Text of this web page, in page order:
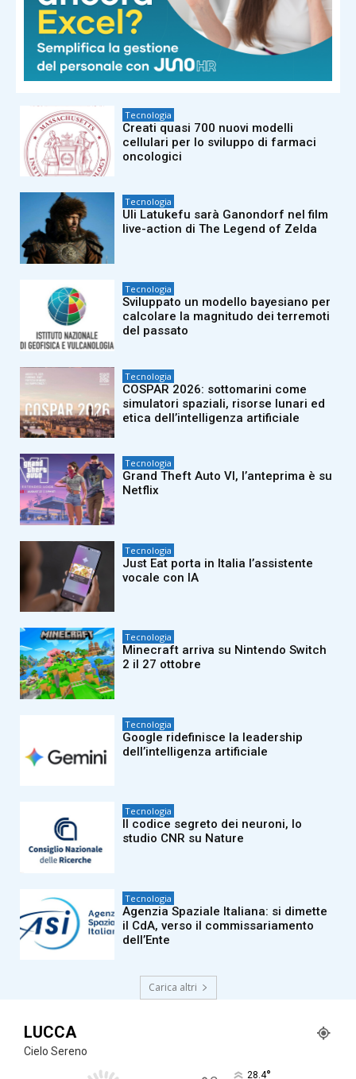
Tecnologia
Xiaomi Redmi 17 Series: batteria da
7.500 mAh e display da 6,9 pollici
Tecnologia
Creati quasi 700 nuovi modelli
cellulari per lo sviluppo di farmaci
oncologici
Tecnologia
Uli Latukefu sarà Ganondorf nel film
live-action di The Legend of Zelda
Tecnologia
Sviluppato un modello bayesiano per
calcolare la magnitudo dei terremoti
del passato
Tecnologia
COSPAR 2026: sottomarini come
simulatori spaziali, risorse lunari ed
etica dell’intelligenza artificiale
Tecnologia
Grand Theft Auto VI, l’anteprima è su
Netflix
Tecnologia
Just Eat porta in Italia l’assistente
vocale con IA
Tecnologia
Minecraft arriva su Nintendo Switch
2 il 27 ottobre
Tecnologia
Google ridefinisce la leadership
dell’intelligenza artificiale
Tecnologia
Il codice segreto dei neuroni, lo
studio CNR su Nature
Tecnologia
Agenzia Spaziale Italiana: si dimette
il CdA, verso il commissariamento
dell’Ente
Carica altri
LUCCA
Cielo Sereno
28.4°